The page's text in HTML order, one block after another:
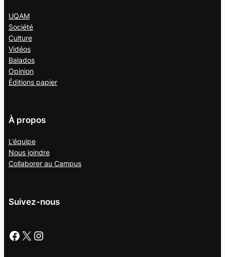
UQAM
Société
Culture
Vidéos
Balados
Opinion
Éditions papier
À propos
L’équipe
Nous joindre
Collaborer au Campus
Suivez-nous
Facebook X Instagram